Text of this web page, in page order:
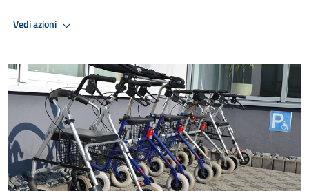
Vedi azioni